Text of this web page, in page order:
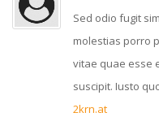
Sed odio fugit
molestias porro
vitae quae esse
suscipit. Iusto
2krn.at